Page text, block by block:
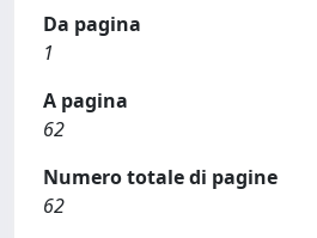
Da pagina
1
A pagina
62
Numero totale di pagine
62